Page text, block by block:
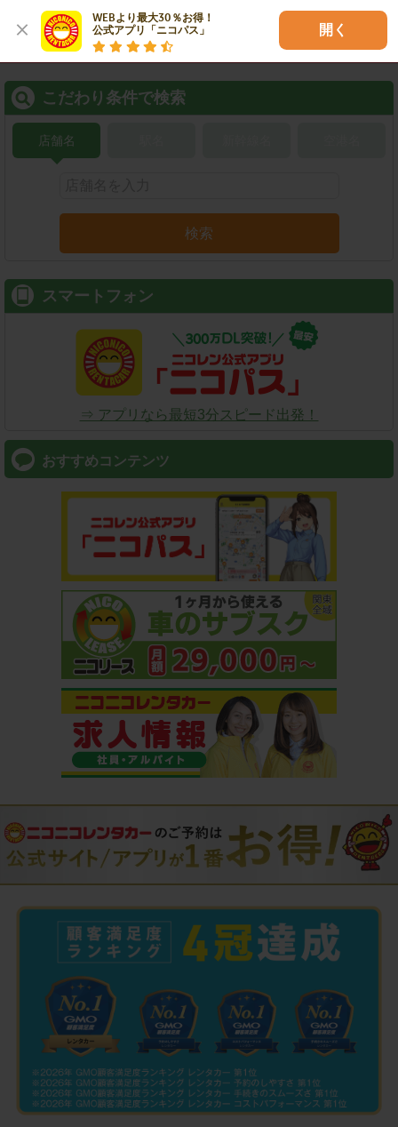
WEBより最大30％お得！
公式アプリ「ニコパス」
開く
こだわり条件で検索
店舗名
検索
スマートフォン
⇒ アプリなら最短3分スピード出発！
おすすめコンテンツ